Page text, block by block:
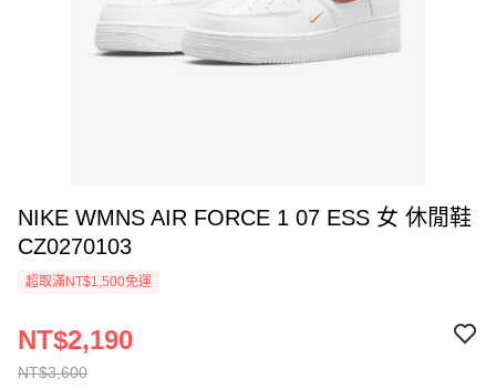
NIKE WMNS AIR FORCE 1 07 ESS 女 休閒鞋
CZ0270103
超取滿NT$1,500免運
NT$3,600
NT$2,190